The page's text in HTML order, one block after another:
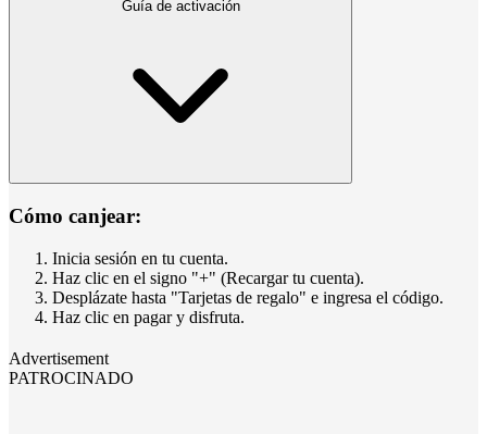
Guía de activación
Cómo canjear:
Inicia sesión en tu cuenta.
Haz clic en el signo "+" (Recargar tu cuenta).
Desplázate hasta "Tarjetas de regalo" e ingresa el código.
Haz clic en pagar y disfruta.
Advertisement
PATROCINADO